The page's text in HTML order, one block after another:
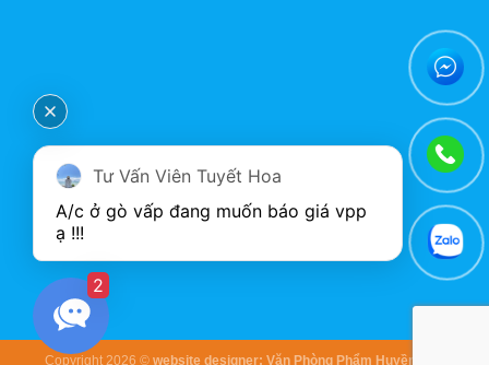
Copyright 2026 © website designer: Văn Phòng Phẩm Huyền Anh
Tư Vấn Viên Tuyết Hoa
A/c ở gò vấp đang muốn báo giá vpp
2